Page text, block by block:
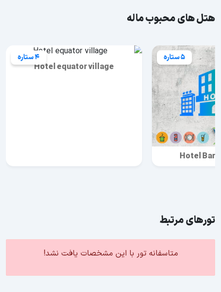
هتل های محبوب ماله
5 ستاره
Hotel
4 ستاره
Hotel equator village
تورهای مرتبط
متاسفانه تور با این مشخصات یافت نشد!